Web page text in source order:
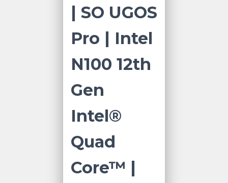
| SO UGOS
Pro | Intel
N100 12th
Gen
Intel®
Quad
Core™ |